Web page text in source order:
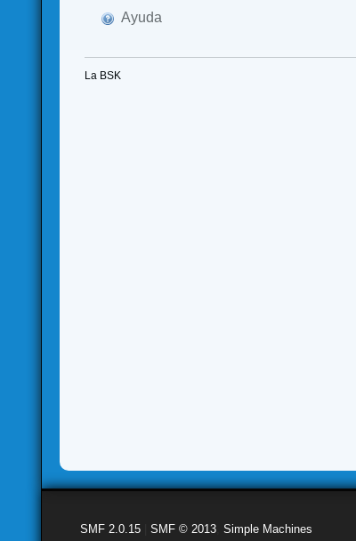
Ayuda
La BSK
SMF 2.0.15 |SMF © 2013 ,Simple Machines